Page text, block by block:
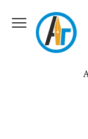
содержанию